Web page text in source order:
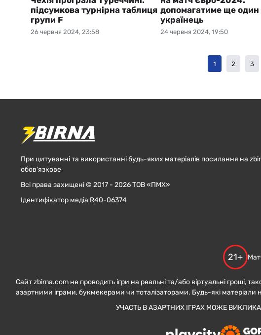
26 червня 2024, 23:58
підсумкова турнірна таблиця
групи F
24 червня 2024, 19:50
допомагатиме ще один
українець
1 2 3
При цитуванні та використанні будь-яких матеріалів посилання на
обов'язкове
Всі права захищені © 2017 - 2026 ТОВ «ПМХ»
Ідентифікатор медіа R40-06374
21+
Сайт zbirna.com не проводить ігри на реальні та/або віртуальні гроші,
азартними іграми, букмекерами чи тоталізаторами. Будь-які
УЧАСТЬ В АЗАРТНИХ ІГРАХ МОЖЕ